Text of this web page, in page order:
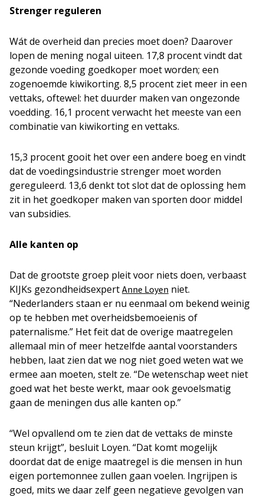
Strenger reguleren
Wát de overheid dan precies moet doen? Daarover
lopen de mening nogal uiteen. 17,8 procent vindt dat
gezonde voeding goedkoper moet worden; een
zogenoemde kiwikorting. 8,5 procent ziet meer in een
vettaks, oftewel: het duurder maken van ongezonde
voedding. 16,1 procent verwacht het meeste van een
combinatie van kiwikorting en vettaks.
15,3 procent gooit het over een andere boeg en vindt
dat de voedingsindustrie strenger moet worden
gereguleerd. 13,6 denkt tot slot dat de oplossing hem
zit in het goedkoper maken van sporten door middel
van subsidies.
Alle kanten op
Dat de grootste groep pleit voor niets doen, verbaast
KIJKs gezondheidsexpert Anne Loyen niet.
“Nederlanders staan er nu eenmaal om bekend weinig
op te hebben met overheidsbemoeienis of
paternalisme.” Het feit dat de overige maatregelen
allemaal min of meer hetzelfde aantal voorstanders
hebben, laat zien dat we nog niet goed weten wat we
ermee aan moeten, stelt ze. “De wetenschap weet niet
goed wat het beste werkt, maar ook gevoelsmatig
gaan de meningen dus alle kanten op.”
“Wel opvallend om te zien dat de vettaks de minste
steun krijgt”, besluit Loyen. “Dat komt mogelijk
doordat dat de enige maatregel is die mensen in hun
eigen portemonnee zullen gaan voelen. Ingrijpen is
goed, mits we daar zelf geen negatieve gevolgen van